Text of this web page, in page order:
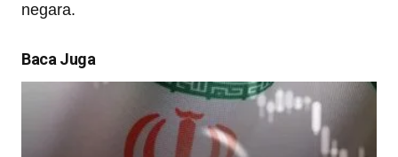
negara.
Baca Juga